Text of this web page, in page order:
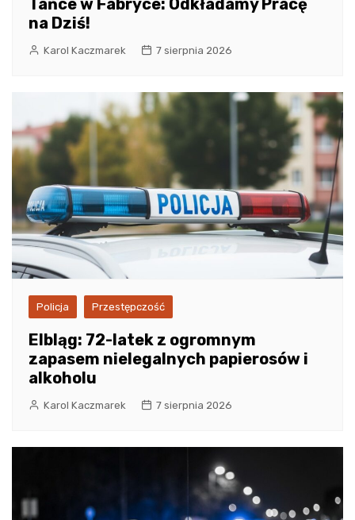
Tańce w Fabryce: Odkładamy Pracę
na Dziś!
Karol Kaczmarek 7 sierpnia 2026
Policja Przestępczość
Elbląg: 72-latek z ogromnym
zapasem nielegalnych papierosów i
alkoholu
Karol Kaczmarek 7 sierpnia 2026